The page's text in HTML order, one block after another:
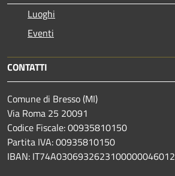
Luoghi
Eventi
CONTATTI
Comune di Bresso (MI)
Via Roma 25 20091
Codice Fiscale: 00935810150
Partita IVA: 00935810150
IBAN: IT74A0306932623100000046012